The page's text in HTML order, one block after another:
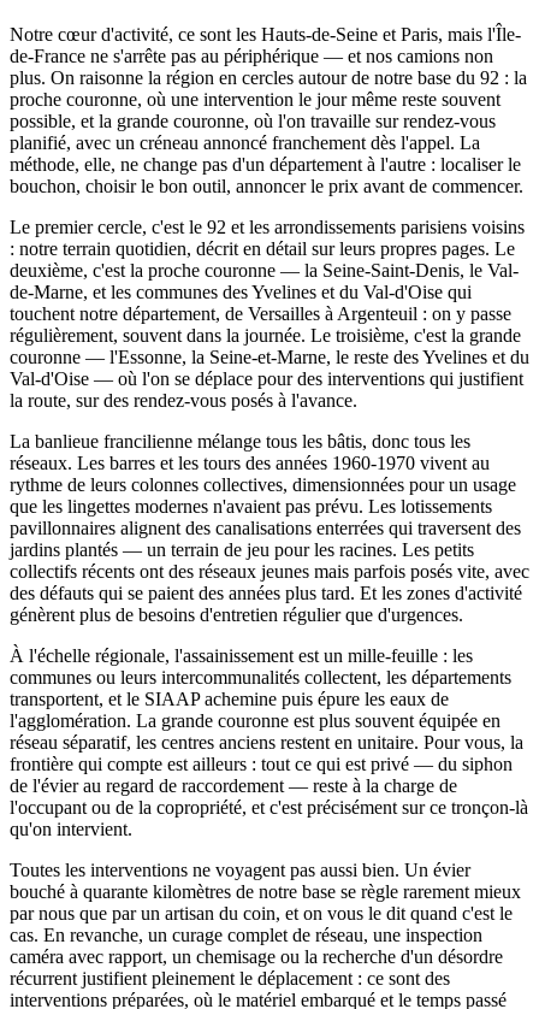
Notre cœur d'activité, ce sont les Hauts-de-Seine et Paris, mais l'Île-
de-France ne s'arrête pas au périphérique — et nos camions non
plus. On raisonne la région en cercles autour de notre base du 92 : la
proche couronne, où une intervention le jour même reste souvent
possible, et la grande couronne, où l'on travaille sur rendez-vous
planifié, avec un créneau annoncé franchement dès l'appel. La
méthode, elle, ne change pas d'un département à l'autre : localiser le
bouchon, choisir le bon outil, annoncer le prix avant de commencer.
Le premier cercle, c'est le 92 et les arrondissements parisiens voisins
: notre terrain quotidien, décrit en détail sur leurs propres pages. Le
deuxième, c'est la proche couronne — la Seine-Saint-Denis, le Val-
de-Marne, et les communes des Yvelines et du Val-d'Oise qui
touchent notre département, de Versailles à Argenteuil : on y passe
régulièrement, souvent dans la journée. Le troisième, c'est la grande
couronne — l'Essonne, la Seine-et-Marne, le reste des Yvelines et du
Val-d'Oise — où l'on se déplace pour des interventions qui justifient
la route, sur des rendez-vous posés à l'avance.
La banlieue francilienne mélange tous les bâtis, donc tous les
réseaux. Les barres et les tours des années 1960-1970 vivent au
rythme de leurs colonnes collectives, dimensionnées pour un usage
que les lingettes modernes n'avaient pas prévu. Les lotissements
pavillonnaires alignent des canalisations enterrées qui traversent des
jardins plantés — un terrain de jeu pour les racines. Les petits
collectifs récents ont des réseaux jeunes mais parfois posés vite, avec
des défauts qui se paient des années plus tard. Et les zones d'activité
génèrent plus de besoins d'entretien régulier que d'urgences.
À l'échelle régionale, l'assainissement est un mille-feuille : les
communes ou leurs intercommunalités collectent, les départements
transportent, et le SIAAP achemine puis épure les eaux de
l'agglomération. La grande couronne est plus souvent équipée en
réseau séparatif, les centres anciens restent en unitaire. Pour vous, la
frontière qui compte est ailleurs : tout ce qui est privé — du siphon
de l'évier au regard de raccordement — reste à la charge de
l'occupant ou de la copropriété, et c'est précisément sur ce tronçon-là
qu'on intervient.
Toutes les interventions ne voyagent pas aussi bien. Un évier
bouché à quarante kilomètres de notre base se règle rarement mieux
par nous que par un artisan du coin, et on vous le dit quand c'est le
cas. En revanche, un curage complet de réseau, une inspection
caméra avec rapport, un chemisage ou la recherche d'un désordre
récurrent justifient pleinement le déplacement : ce sont des
interventions préparées, où le matériel embarqué et le temps passé